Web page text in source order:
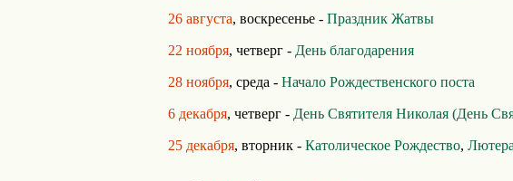
26 августа, воскресенье - Праздник Жатвы
22 ноября, четверг - День благодарения
28 ноября, среда - Начало Рождественского поста
6 декабря, четверг - День Святителя Николая (День
25 декабря, вторник - Католическое Рождество,